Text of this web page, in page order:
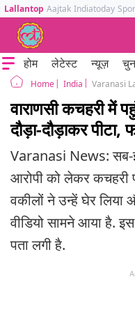
Lallantop Aajtak Indiatoday
होम लेटेस्ट न्यूज़
Home India
वाराणसी कचहरी में
दौड़ा-दौड़ाकर पीटा,
Varanasi News: सब-
आरोपी को लेकर कचहरी
वकीलों ने उन्हें घेर लिया
वीडियो सामने आया है.
पता लगी है.